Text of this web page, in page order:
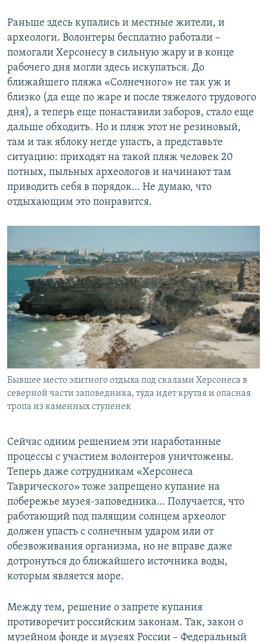
Раньше здесь купались и местные жители, и
археологи. Волонтеры бесплатно работали –
помогали Херсонесу в сильную жару и в конце
рабочего дня могли здесь искупаться. До
ближайшего пляжа «Солнечного» не так уж и
близко (да еще по жаре и после тяжелого трудового
дня), а теперь еще понаставили заборов, стало еще
дальше обходить. Но и пляж этот не резиновый,
там и так яблоку негде упасть, а представьте
ситуацию: приходят на такой пляж человек 20
потных, пыльных археологов и начинают там
приводить себя в порядок… Не думаю, что
отдыхающим это понравится.
Бывшее место элитного отдыха под скалами Херсонеса в
северной части заповедника, туда идет крутая и опасная
тропа из каменных ступенек
Сейчас одним решением эти наработанные
процессы с участием волонтеров уничтожены.
Теперь даже сотрудникам «Херсонеса
Таврического» тоже запрещено купание на
побережье музея-заповедника… Получается, что
работающий под палящим солнцем археолог
должен упасть с солнечным ударом или от
обезвоживания организма, но не вправе даже
дотронуться до ближайшего источника воды,
которым является море.
Между тем, решение о запрете купания
противоречит российским законам. Так, закон о
музейном фонде и музеях России – Федеральный